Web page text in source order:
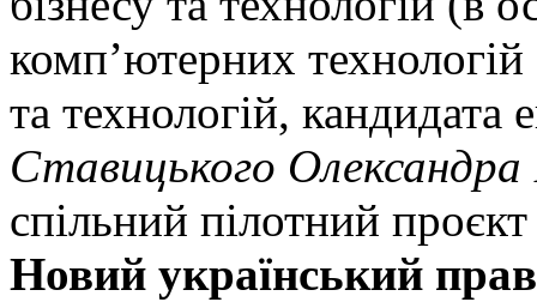
комп’ютерних технологій
та технологій, кандидата
Ставицького Олександра
спільний пілотний
Новий український